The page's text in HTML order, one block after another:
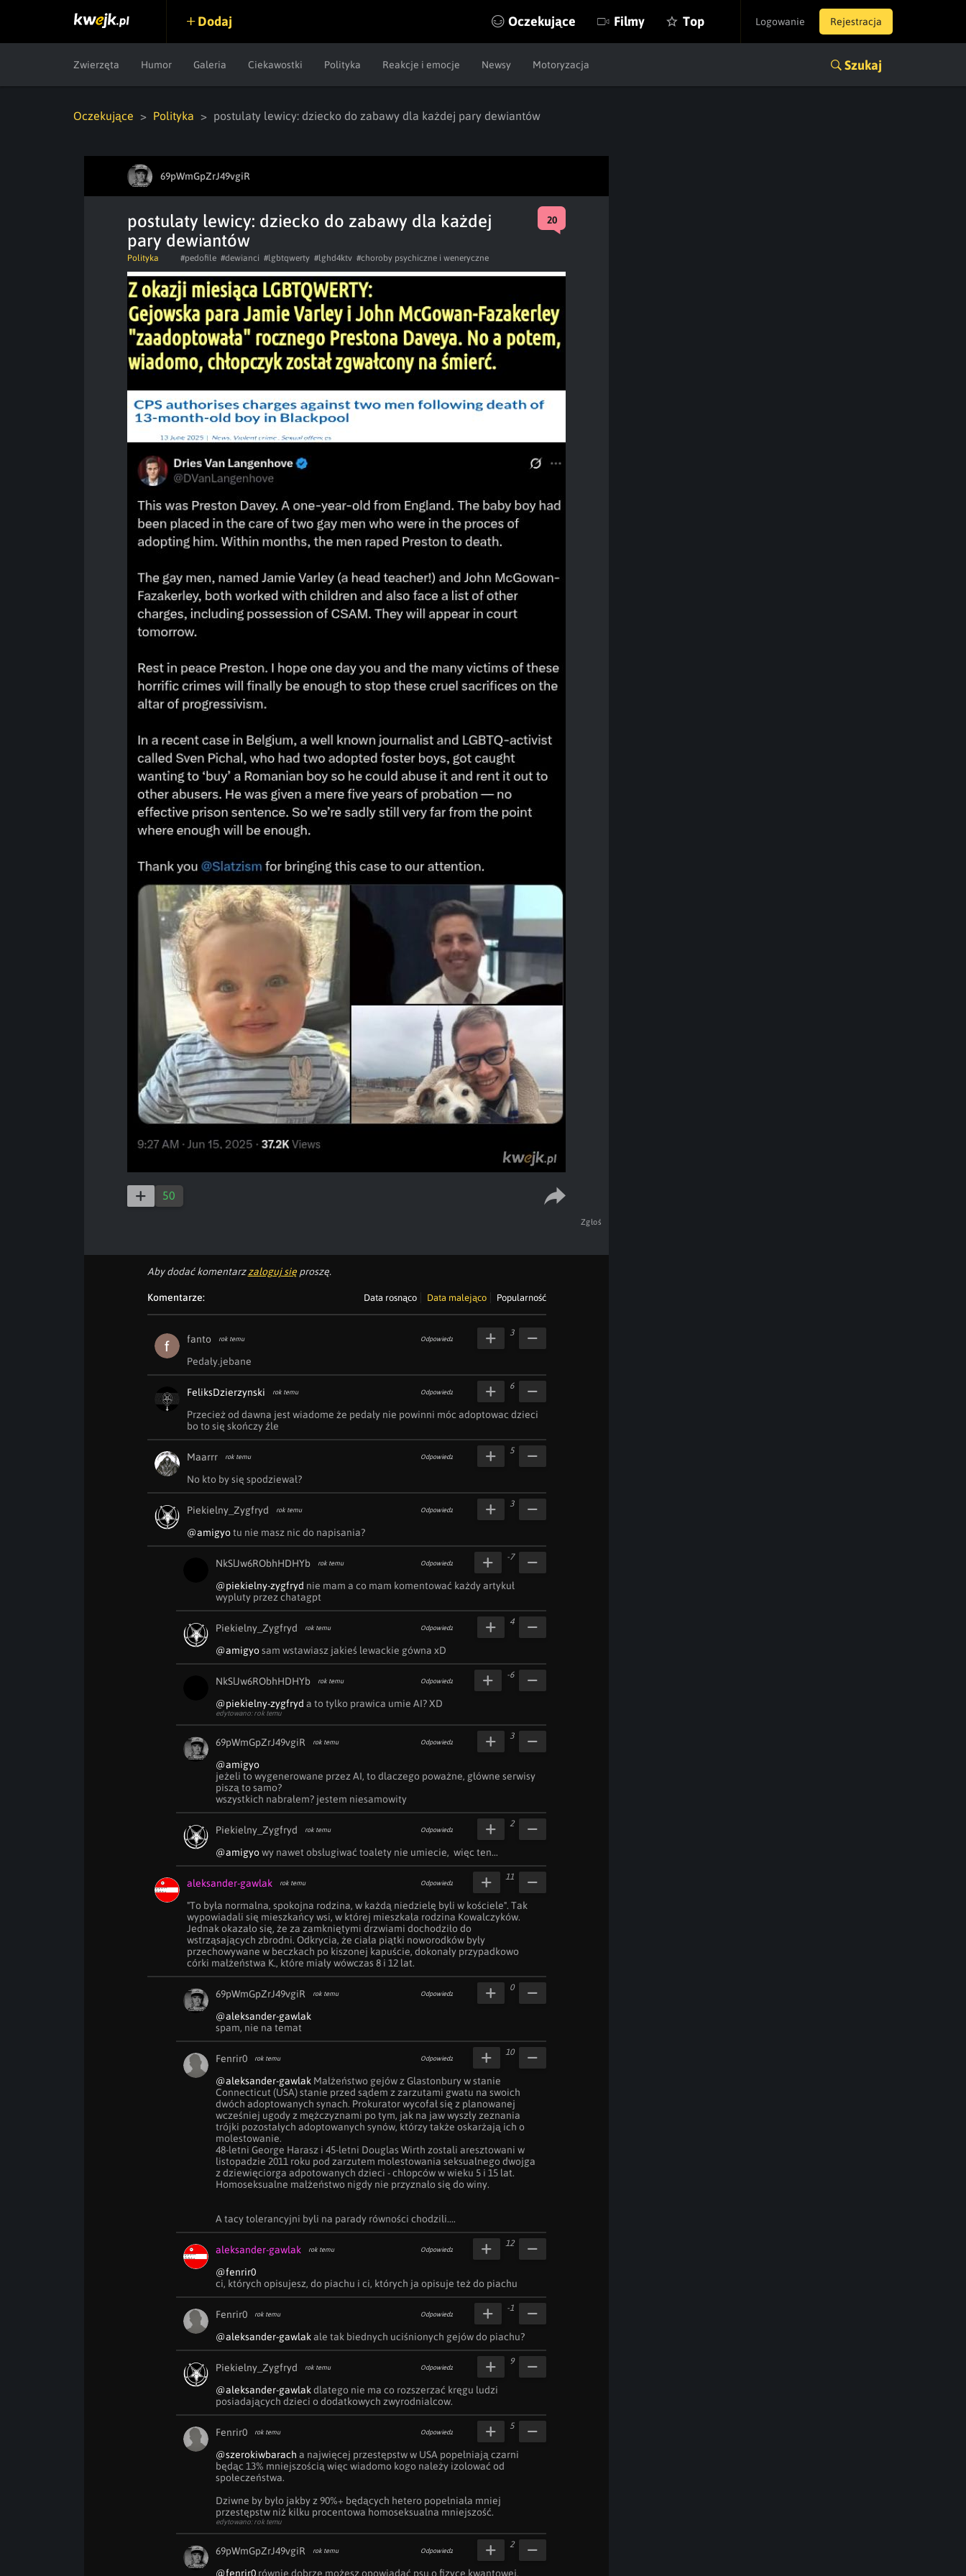
Logowanie Rejestracja
Dodaj Oczekujące Filmy Top
Zwierzęta Humor Galeria Ciekawostki Polityka Reakcje i emocje Newsy Motoryzacja Szukaj
Oczekujące Polityka postulaty lewicy: dziecko do zabawy dla każdej pary dewiantów
69pWmGpZrJ49vgiR
postulaty lewicy: dziecko do zabawy dla każdej
pary dewiantów
20
Polityka #pedofile #dewianci #lgbtqwerty #lghd4ktv #choroby psychiczne i weneryczne
50
Zgłoś
Aby dodać komentarzzaloguj sięproszę.
Komentarze: Data rosnąco Data malejąco Popularność
fanto rok temu Odpowiedz
Pedały.jebane
3
FeliksDzierzynski rok temu Odpowiedz
Przecież od dawna jest wiadome że pedały nie powinni móc adoptowac dzieci
bo to się skończy źle
6
Maarrr rok temu Odpowiedz
No kto by się spodziewał?
5
Piekielny_Zygfryd rok temu Odpowiedz
@amigyo tu nie masz nic do napisania?
3
NkSlJw6RObhHDHYb rok temu Odpowiedz
@piekielny-zygfryd nie mam a co mam komentować każdy artykuł
wypluty przez chatagpt
-7
Piekielny_Zygfryd rok temu Odpowiedz
@amigyo sam wstawiasz jakieś lewackie gówna xD
4
NkSlJw6RObhHDHYb rok temu Odpowiedz
@piekielny-zygfryd a to tylko prawica umie AI? XD
edytowano: rok temu
-6
69pWmGpZrJ49vgiR rok temu Odpowiedz
@amigyo
jeżeli to wygenerowane przez AI, to dlaczego poważne, główne serwisy
piszą to samo?
wszystkich nabrałem? jestem niesamowity
3
Piekielny_Zygfryd rok temu Odpowiedz
@amigyo wy nawet obsługiwać toalety nie umiecie,  więc ten...
2
aleksander-gawlak rok temu Odpowiedz
"To była normalna, spokojna rodzina, w każdą niedzielę byli w kościele". Tak
wypowiadali się mieszkańcy wsi, w której mieszkała rodzina Kowalczyków.
Jednak okazało się, że za zamkniętymi drzwiami dochodziło do
wstrząsających zbrodni. Odkrycia, że ciała piątki noworodków były
przechowywane w beczkach po kiszonej kapuście, dokonały przypadkowo
córki małżeństwa K., które miały wówczas 8 i 12 lat.
11
69pWmGpZrJ49vgiR rok temu Odpowiedz
@aleksander-gawlak
spam, nie na temat
0
Fenrir0 rok temu Odpowiedz
@aleksander-gawlak Małżeństwo gejów z Glastonbury w stanie
Connecticut (USA) stanie przed sądem z zarzutami gwatu na swoich
dwóch adoptowanych synach. Prokurator wycofał się z planowanej
wcześniej ugody z mężczyznami po tym, jak na jaw wyszły zeznania
trójki pozostałych adoptowanych synów, którzy także oskarżają ich o
molestowanie.
48-letni George Harasz i 45-letni Douglas Wirth zostali aresztowani w
listopadzie 2011 roku pod zarzutem molestowania seksualnego dwojga
z dziewięciorga adpotowanych dzieci - chłopców w wieku 5 i 15 lat.
Homoseksualne małżeństwo nigdy nie przyznało się do winy.
A tacy tolerancyjni byli na parady równości chodzili....
10
aleksander-gawlak rok temu Odpowiedz
@fenrir0
ci, których opisujesz, do piachu i ci, których ja opisuje też do piachu
12
Fenrir0 rok temu Odpowiedz
@aleksander-gawlak ale tak biednych uciśnionych gejów do piachu?
-1
Piekielny_Zygfryd rok temu Odpowiedz
@aleksander-gawlak dlatego nie ma co rozszerzać kręgu ludzi
posiadających dzieci o dodatkowych zwyrodnialcow.
9
Fenrir0 rok temu Odpowiedz
@szerokiwbarach a najwięcej przestępstw w USA popełniają czarni
będąc 13% mniejszością więc wiadomo kogo należy izolować od
społeczeństwa.
Dziwne by było jakby z 90%+ będących hetero popełniała mniej
przestępstw niż kilku procentowa homoseksualna mniejszość.
edytowano: rok temu
5
69pWmGpZrJ49vgiR rok temu Odpowiedz
@fenrir0 równie dobrze możesz opowiadać psu o fizyce kwantowej,
2